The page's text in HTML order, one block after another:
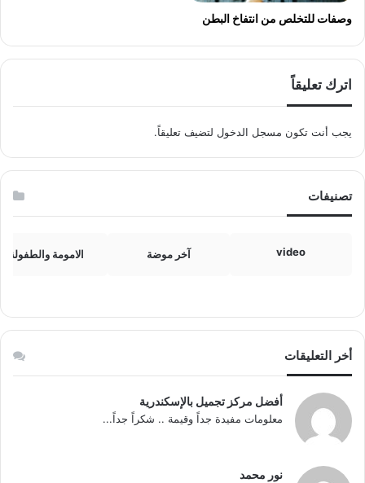
وصفات للتخلص من انتفاخ البطن
اترك تعليقاً
يجب أنت تكون مسجل الدخول لتضيف تعليقاً.
تصنيفات
video آخر موضة الامومة والطفولة
أخر التعليقات
أفضل مركز تجميل بالإسكندرية
معلومات مفيدة جداً وقيمة .. شكراً جداً...
نور محمد